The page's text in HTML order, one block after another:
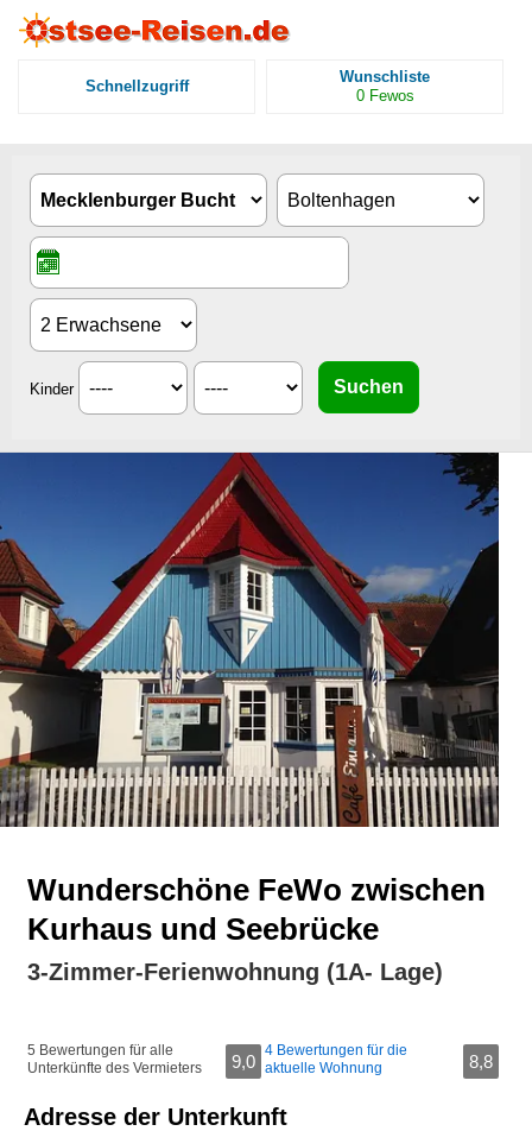
Schnellzugriff
Wunschliste
0 Fewos
Kinder
Wunderschöne FeWo zwischen
Kurhaus und Seebrücke
3-Zimmer-Ferienwohnung (1A- Lage)
5 Bewertungen für alle
Unterkünfte des Vermieters
9,0
4 Bewertungen für die
aktuelle Wohnung
8,8
Adresse der Unterkunft